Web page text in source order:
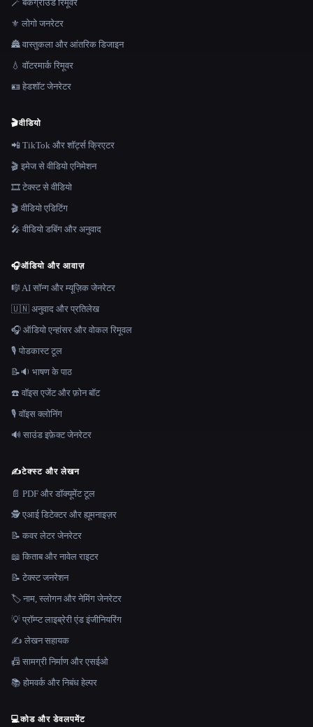
🪄 बैकग्राउंड रिमूवर
⚜️ लोगो जनरेटर
🏯 वास्तुकला और आंतरिक डिजाइन
💧 वॉटरमार्क रिमूवर
🪪 हेडशॉट जेनरेटर
🎬वीडियो
📲 TikTok और शॉर्ट्स क्रिएटर
🎬 इमेज से वीडियो एनिमेशन
🎞️ टेक्स्ट से वीडियो
🎬 वीडियो एडिटिंग
🎤 वीडियो डबिंग और अनुवाद
🎧ऑडियो और आवाज़
🎼 AI सॉन्ग और म्यूज़िक जेनरेटर
🇺🇳 अनुवाद और प्रतिलेख
🎧 ऑडियो एन्हांसर और वोकल रिमूवल
🎙️ पोडकास्ट टूल
📝🔉 भाषण के पाठ
☎️ वॉइस एजेंट और फ़ोन बॉट
🎙️ वॉइस क्लोनिंग
🔊 साउंड इफ़ेक्ट जेनरेटर
✍️टेक्स्ट और लेखन
📄 PDF और डॉक्यूमेंट टूल
🕵️ एआई डिटेक्टर और ह्यूमनाइज़र
📝 कवर लेटर जेनरेटर
📖 किताब और नावेल राइटर
📝 टेक्स्ट जनरेशन
🏷️ नाम, स्लोगन और नेमिंग जेनरेटर
💡 प्रॉम्प्ट लाइब्रेरी एंड इंजीनियरिंग
✍️ लेखन सहायक
📠 सामग्री निर्माण और एसईओ
📚 होमवर्क और निबंध हेल्पर
💻कोड और डेवलपमेंट